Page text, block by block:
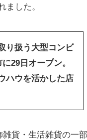
ました。
り扱う大型コンビ
29日オープン。
ハウを活かした店
貨・生活雑貨の一